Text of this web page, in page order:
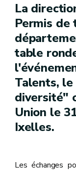
La
Permis
table
Talents,
diversité"
Union le
Ixelles.
Les échanges